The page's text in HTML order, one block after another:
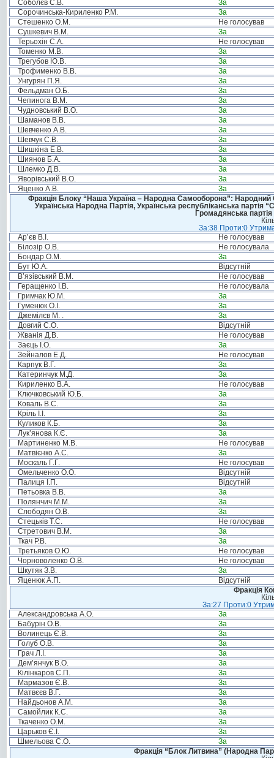
Соболєв С.В.
За
Сорочинська-Кириленко Р.М.
За
Стешенко О.М.
Не голосував
Сушкевич В.М.
За
Терьохін С.А.
Не голосував
Томенко М.В.
За
Трегубов Ю.В.
За
Трофименко В.В.
За
Унгурян П.Я.
За
Фельдман О.Б.
За
Чепинога В.М.
За
Чудновський В.О.
За
Шаманов В.В.
За
Шевченко А.В.
За
Шевчук С.В.
За
Шишкіна Е.В.
За
Шиянов Б.А.
За
Шлемко Д.В.
За
Яворівський В.О.
За
Яценко А.В.
За
Фракція Блоку “Наша Україна – Народна Самооборона”: Народний
Українська Народна Партія, Українська республіканська
Громадянська
За:38 Проти:0
Ар’єв В.І.
Не голосував
Білозір О.В.
Не голосувала
Бондар О.М.
За
Бут Ю.А.
Відсутній
В’язівський В.М.
Не голосував
Геращенко І.В.
Не голосувала
Гримчак Ю.М.
За
Гуменюк О.І.
За
Джемілєв М. .
За
Довгий С.О.
Відсутній
Жванія Д.В.
Не голосував
Заєць І.О.
За
Зейналов Е.Д.
Не голосував
Карпук В.Г.
За
Катеринчук М.Д.
За
Кириленко В.А.
Не голосував
Ключковський Ю.Б.
За
Коваль В.С.
За
Кріль І.І.
За
Куликов К.Б.
За
Лук’янова К.Є.
За
Мартиненко М.В.
Не голосував
Матвієнко А.С.
За
Москаль Г.Г.
Не голосував
Омельченко О.О.
Відсутній
Палиця І.П.
Відсутній
Петьовка В.В.
За
Полянчич М.М.
За
Слободян О.В.
За
Стецьків Т.С.
Не голосував
Стретович В.М.
За
Ткач Р.В.
За
Третьяков О.Ю.
Не голосував
Чорноволенко О.В.
Не голосував
Шкутяк З.В.
За
Яценюк А.П.
Відсутній
Фракція
За:27 Проти:0
Александровська А.О.
За
Бабурін О.В.
За
Волинець Є.В.
За
Голуб О.В.
За
Грач Л.І.
За
Дем’янчук В.О.
За
Кілінкаров С.П.
За
Мармазов Є.В.
За
Матвєєв В.Г.
За
Найдьонов А.М.
За
Самойлик К.С.
За
Ткаченко О.М.
За
Царьков Є.І.
За
Шмельова С.О.
За
Фракція “Блок Литвина” (Народна